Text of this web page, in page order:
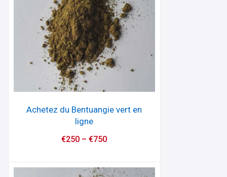
Achetez du Bentuangie vert en
ligne
€250 –€750